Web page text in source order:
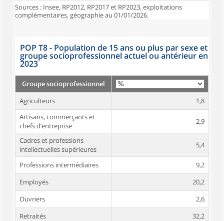
Sources : Insee, RP2012, RP2017 et RP2023, exploitations
complémentaires, géographie au 01/01/2026.
POP T8 - Population de 15 ans ou plus par sexe et
groupe socioprofessionnel actuel ou antérieur en
2023
Groupe socioprofessionnel
Agriculteurs
1,8
Artisans, commerçants et
chefs d’entreprise
2,9
Cadres et professions
intellectuelles supérieures
5,4
Professions intermédiaires
9,2
Employés
20,2
Ouvriers
2,6
Retraités
32,2